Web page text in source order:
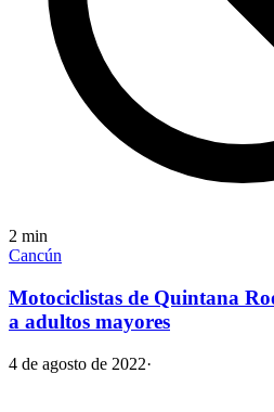
2 min
Cancún
Motociclistas de Quintana
a adultos mayores
4 de agosto de 2022·